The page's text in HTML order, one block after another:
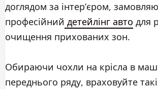
доглядом за інтер’єром,
професійний детейлінг авто для
очищення прихованих зон.
Обираючи чохли на крісла в
переднього ряду, враховуйте